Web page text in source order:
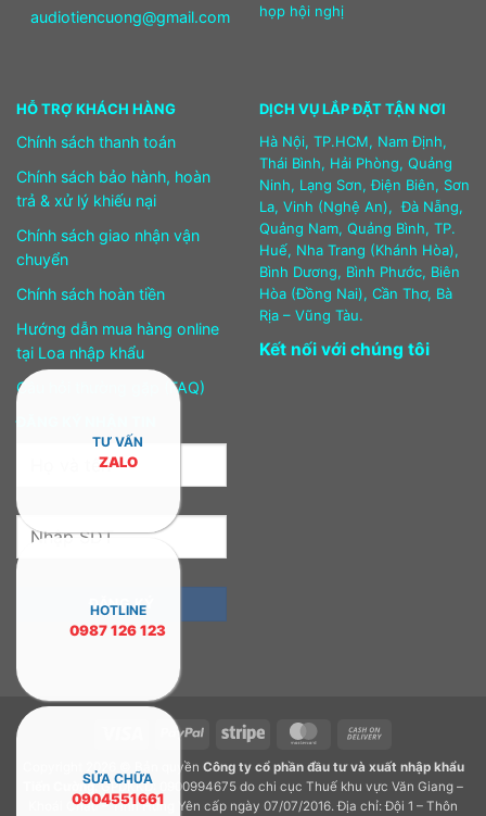
audiotiencuong@gmail.com
họp hội nghị
HỖ TRỢ KHÁCH HÀNG
Chính sách thanh toán
Chính sách bảo hành, hoàn
trả & xử lý khiếu nại
Chính sách giao nhận vận
chuyển
Chính sách hoàn tiền
Hướng dẫn mua hàng online
tại Loa nhập khẩu
Câu hỏi thường gặp (FAQ)
DỊCH VỤ LẮP ĐẶT TẬN NƠI
Hà Nội, TP.HCM, Nam Định,
Thái Bình, Hải Phòng, Quảng
Ninh, Lạng Sơn, Điện Biên, Sơn
La, Vinh (Nghệ An), Đà Nẵng,
Quảng Nam, Quảng Bình, TP.
Huế, Nha Trang (Khánh Hòa),
Bình Dương, Bình Phước, Biên
Hòa (Đồng Nai), Cần Thơ, Bà
Rịa – Vũng Tàu.
Kết nối với chúng tôi
PayPal Stripe MasterCard
Delivery
Copyright 2026 © Bản quyền Công ty cổ phần đầu tư và xuất nhập khẩu
Tiến Cường.GPDKKD: 0900994675 do chi cục Thuế khu vực Văn Giang –
Khoái Châu – Tỉnh Hưng Yên cấp ngày 07/07/2016. Địa chỉ: Đội 1 – Thôn
TƯ VẤN
ZALO
HOTLINE
0987 126 123
SỬA CHỮA
0904551661